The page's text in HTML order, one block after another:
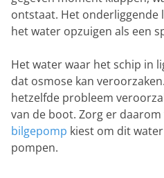
ontstaat. Het onderliggende
het water opzuigen als een
Het water waar het schip in
dat osmose kan
hetzelfde probleem
van de boot. Zorg er
bilgepomp kiest om dit
pompen.